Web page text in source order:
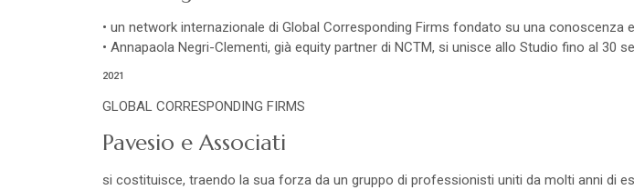
• un network internazionale di Global Corresponding Firms fondato su una
• Annapaola Negri-Clementi, già equity partner di NCTM, si unisce allo Studio fino al 30
2021
GLOBAL CORRESPONDING FIRMS
Pavesio e Associati
si costituisce, traendo la sua forza da un gruppo di professionisti uniti da molti anni di